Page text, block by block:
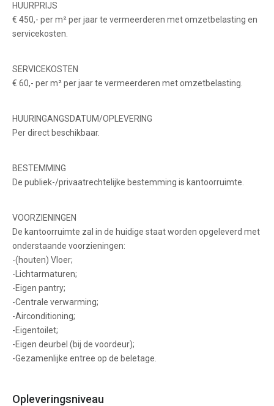
HUURPRIJS
€ 450,- per m² per jaar te vermeerderen met omzetbelasting en
servicekosten.
SERVICEKOSTEN
€ 60,- per m² per jaar te vermeerderen met omzetbelasting.
HUURINGANGSDATUM/OPLEVERING
Per direct beschikbaar.
BESTEMMING
De publiek-/privaatrechtelijke bestemming is kantoorruimte.
VOORZIENINGEN
De kantoorruimte zal in de huidige staat worden opgeleverd met
onderstaande voorzieningen:
-(houten) Vloer;
-Lichtarmaturen;
-Eigen pantry;
-Centrale verwarming;
-Airconditioning;
-Eigentoilet;
-Eigen deurbel (bij de voordeur);
-Gezamenlijke entree op de beletage.
Opleveringsniveau